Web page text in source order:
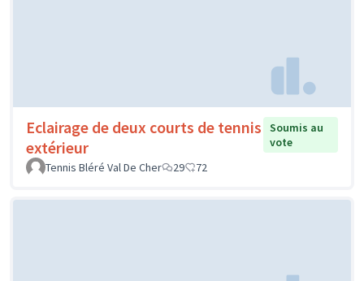
Eclairage de deux courts de tennis
extérieur
Soumis au
vote
Tennis Bléré Val De Cher
29 72